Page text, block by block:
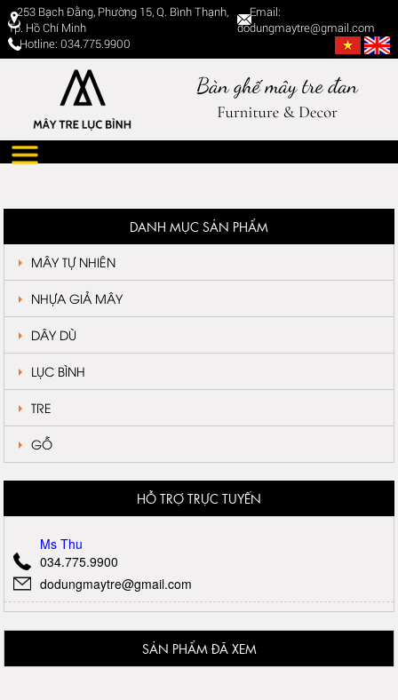
253 Bạch Đằng, Phường 15, Q. Bình Thạnh,
Tp. Hồ Chí Minh
Email:
dodungmaytre@gmail.com
Hotline: 034.775.9900
DANH MỤC SẢN PHẨM
MÂY TỰ NHIÊN
NHỰA GIẢ MÂY
DÂY DÙ
LỤC BÌNH
TRE
GỖ
HỖ TRỢ TRỰC TUYẾN
Ms Thu
034.775.9900
dodungmaytre@gmail.com
SẢN PHẨM ĐÃ XEM